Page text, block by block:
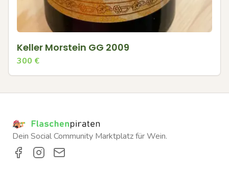
Keller Morstein GG 2009
300 €
Dein Social Community Marktplatz für Wein.